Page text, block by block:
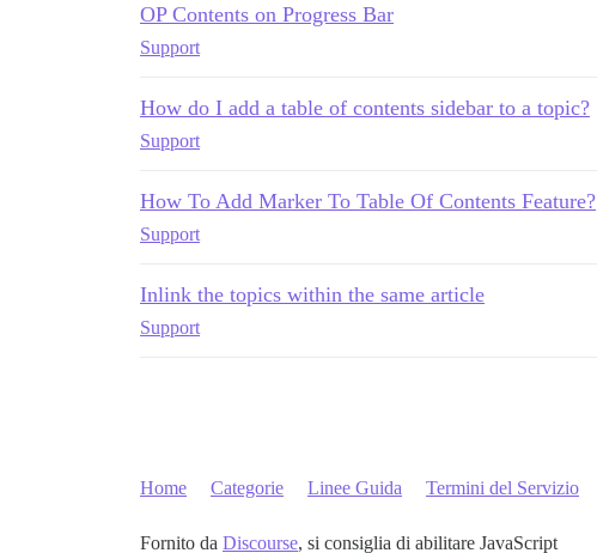
OP Contents on Progress Bar
Support
How do I add a table of contents sidebar to a topic?
Support
How To Add Marker To Table Of Contents Feature?
Support
Inlink the topics within the same article
Support
Home Categorie Linee Guida Termini del Servizio
Fornito da Discourse, si consiglia di abilitare JavaScript